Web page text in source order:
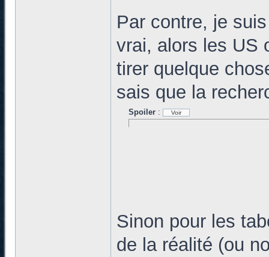
Par contre, je
vrai, alors les US
tirer quelque
sais que la
Spoiler :
Sinon pour les
de la réalité (ou